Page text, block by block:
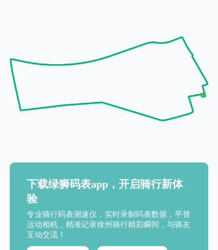
下载绿狮码表app，开启骑行新体
验
专业骑行码表测速仪，实时录制码表数据，平替
运动相机，精准记录徐州骑行精彩瞬间，与骑友
互动交流！